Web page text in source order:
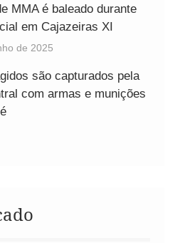
MMA é baleado durante
em Cajazeiras XI
de 2025
são capturados pela
com armas e munições